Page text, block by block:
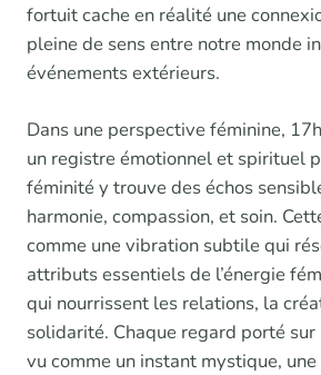
fortuit cache en réalité une
pleine de sens entre notre monde
événements extérieurs.
Dans une perspective féminine,
un registre émotionnel et spirituel
féminité y trouve des échos
harmonie, compassion, et soin.
comme une vibration subtile qui
attributs essentiels de l’énergie
qui nourrissent les relations, la
solidarité. Chaque regard porté
vu comme un instant mystique,